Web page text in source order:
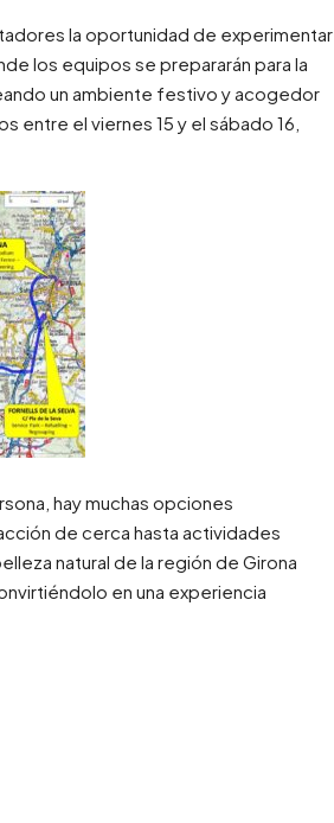
la oportunidad de experimentar
los equipos se prepararán para la
un ambiente festivo y acogedor
entre el viernes 15 y el sábado 16,
hay muchas opciones
de cerca hasta actividades
natural de la región de Girona
en una experiencia